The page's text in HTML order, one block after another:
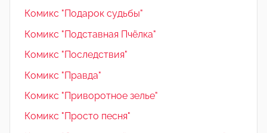
Комикс "Подарок судьбы"
Комикс "Подставная Пчёлка"
Комикс "Последствия"
Комикс "Правда"
Комикс "Приворотное зелье"
Комикс "Просто песня"